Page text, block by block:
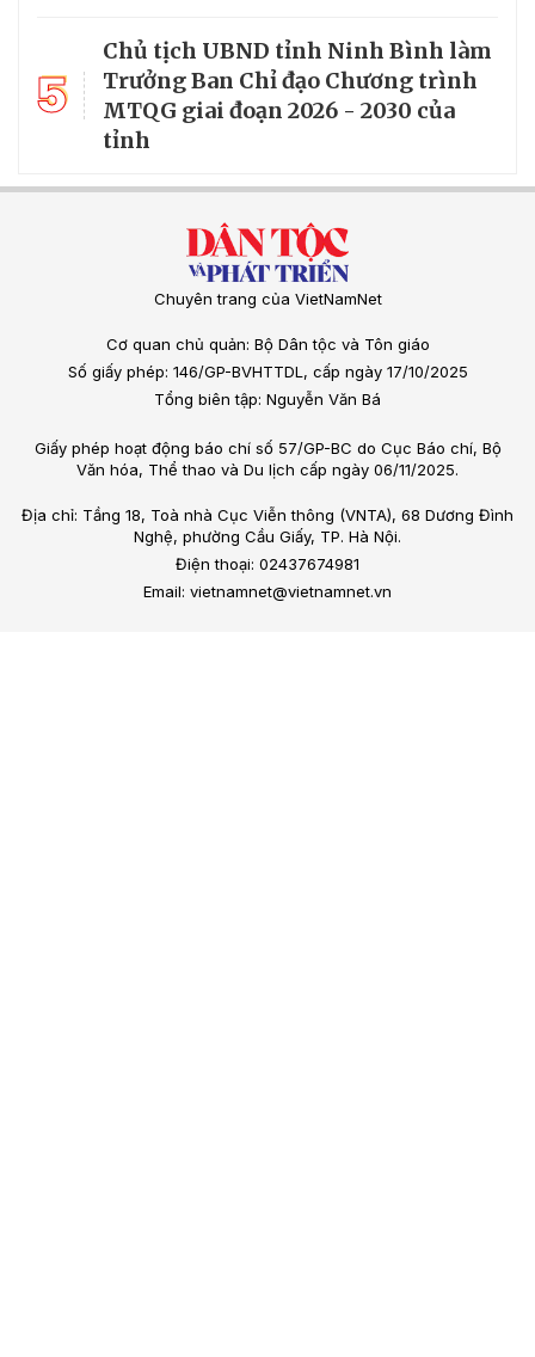
5
Chủ tịch UBND tỉnh Ninh Bình làm
Trưởng Ban Chỉ đạo Chương trình
MTQG giai đoạn 2026 - 2030 của
tỉnh
Chuyên trang của VietNamNet
Cơ quan chủ quản: Bộ Dân tộc và Tôn giáo
Số giấy phép: 146/GP-BVHTTDL, cấp ngày 17/10/2025
Tổng biên tập: Nguyễn Văn Bá
Giấy phép hoạt động báo chí số 57/GP-BC do Cục Báo chí, Bộ
Văn hóa, Thể thao và Du lịch cấp ngày 06/11/2025.
Địa chỉ: Tầng 18, Toà nhà Cục Viễn thông (VNTA), 68 Dương Đình
Nghệ, phường Cầu Giấy, TP. Hà Nội.
Điện thoại: 02437674981
Email: vietnamnet@vietnamnet.vn